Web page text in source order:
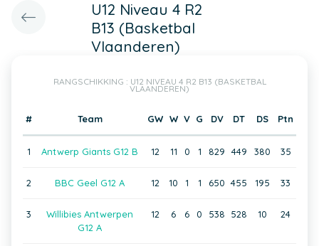
U12 Niveau 4 R2
B13 (Basketbal
Vlaanderen)
RANGSCHIKKING : U12 NIVEAU 4 R2 B13 (BASKETBAL
VLAANDEREN)
# Team GW W V G DV DT DS Ptn
1 Antwerp Giants G12 B 12 11 0 1 829 449 380 35
2 BBC Geel G12 A 12 10 1 1 650 455 195 33
3
Willibies Antwerpen
G12 A
12 6 6 0 538 528 10 24